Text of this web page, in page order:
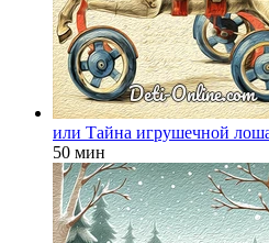
или Тайна игрушечной
50 мин